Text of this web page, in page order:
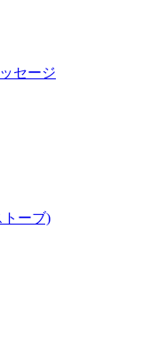
セージ
トーブ)